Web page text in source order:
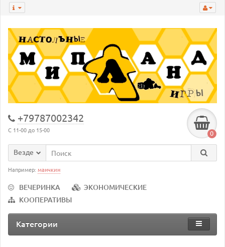
+79787002342
С 11-00 до 15-00 0
Везде
Например: манчкин
ВЕЧЕРИНКА
ЭКОНОМИЧЕСКИЕ
КООПЕРАТИВЫ
Категории